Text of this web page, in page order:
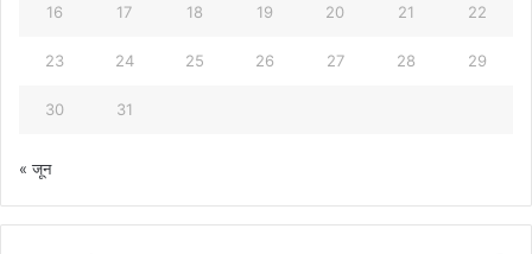
16 17 18 19 20 21 22
23 24 25 26 27 28 29
30 31
« जून